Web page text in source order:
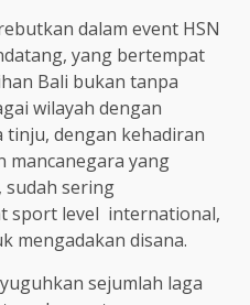
dalam event HSN
yang bertempat
Bali bukan tanpa
wilayah dengan
tinju, dengan kehadiran
mancanegara yang
sudah sering
sport level international,
mengadakan disana.
sejumlah laga